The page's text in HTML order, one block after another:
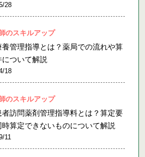
28
のスキルアップ
養管理指導とは？薬局での流れや算
について解説
18
のスキルアップ
者訪問薬剤管理指導料とは？算定要
時算定できないものについて解説
11